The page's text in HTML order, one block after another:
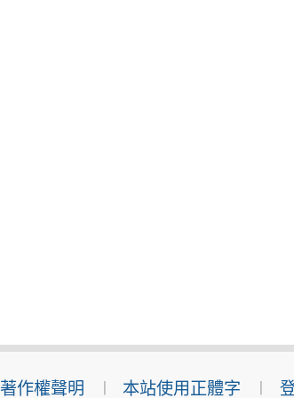
著作權聲明 本站使用正體字